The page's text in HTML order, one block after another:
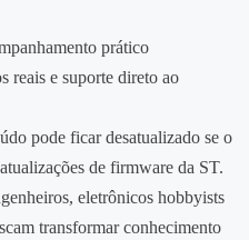
prático
reais e suporte direto ao
pode ficar desatualizado se o
de firmware da ST.
eletrônicos hobbyists
transformar conhecimento